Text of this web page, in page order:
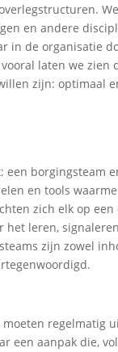
en andere
in de organisatie
laten we zien
zijn: optimaal
borgingsteam
en tools
zich elk op
leren,
zijn zowel
moeten regelmatig
een aanpak die,